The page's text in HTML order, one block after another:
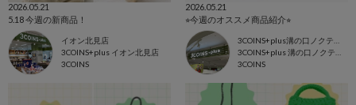
2026.05.21
5.18 今週の新商品！
イオン北見店
3COINS+plus イオン北見店
3COINS
2026.05.21
⭐︎今週のオススメ商品紹介⭐︎
3COINS